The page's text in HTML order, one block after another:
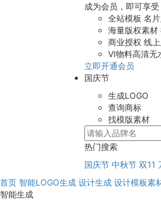
成为会员，即可享受
全站模板 名
海量版权素材
商业授权 线
VI物料高清无
立即开通会员
国庆节
生成LOGO
查询商标
找模版素材
热门搜索
国庆节 中秋节 双11
首页 智能LOGO生成 设计生成 设计模板素
智能生成